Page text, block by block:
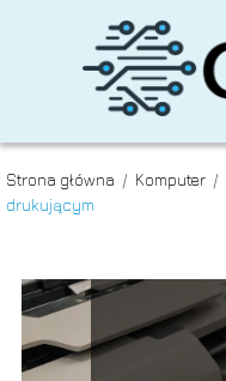
Strona główna / Komputer /
drukującym